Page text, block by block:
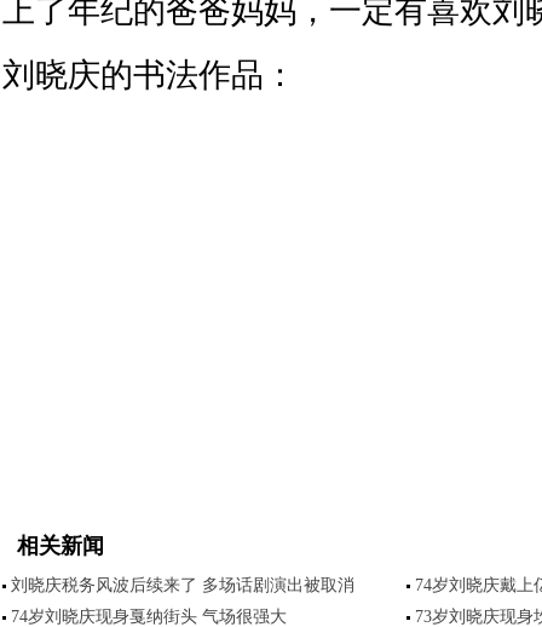
上了年纪的爸爸妈妈，一定有喜欢刘
刘晓庆的书法作品：
相关新闻
刘晓庆税务风波后续来了 多场话剧演出被取消
74岁刘晓庆戴上
74岁刘晓庆现身戛纳街头 气场很强大
73岁刘晓庆现身